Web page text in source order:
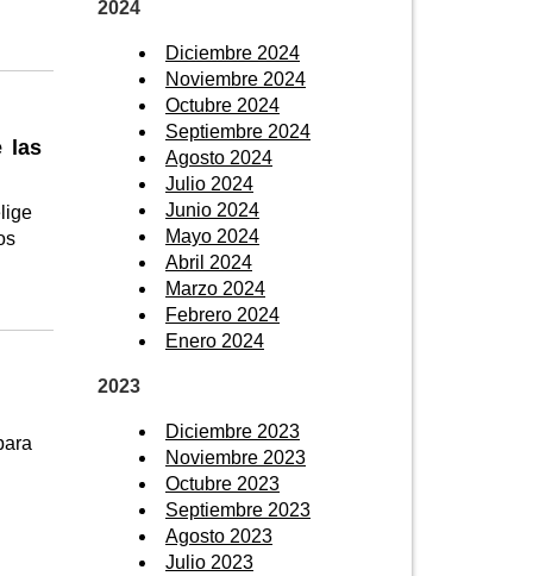
las
2024
Diciembre 2024
Noviembre 2024
Octubre 2024
Septiembre 2024
Agosto 2024
Julio 2024
Junio 2024
Mayo 2024
Abril 2024
Marzo 2024
Febrero 2024
Enero 2024
2023
Diciembre 2023
Noviembre 2023
Octubre 2023
Septiembre 2023
Agosto 2023
Julio 2023